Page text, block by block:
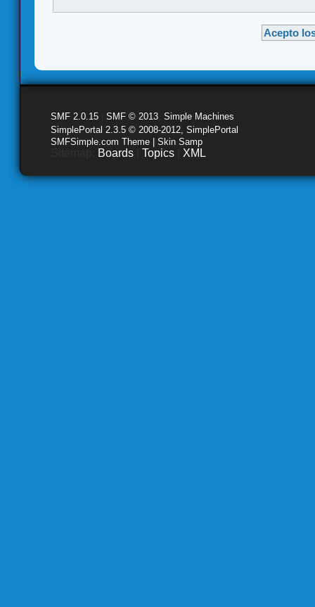
SMF 2.0.15 SMF © 2013 Simple Machines
SimplePortal 2.3.5 © 2008-2012, SimplePortal
SMFSimple.com Theme | Skin Samp
Boards Topics XML